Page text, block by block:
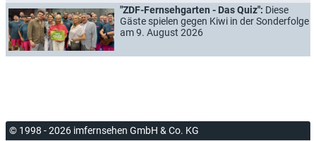
"ZDF-Fernsehgarten - Das Quiz": Diese
Gäste spielen gegen Kiwi in der Sonderfolge
am 9. August 2026
© 1998 - 2026 imfernsehen GmbH & Co. KG